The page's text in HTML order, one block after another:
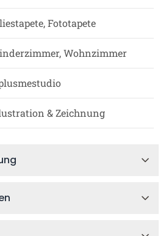
Fototapete
Wohnzimmer
& Zeichnung